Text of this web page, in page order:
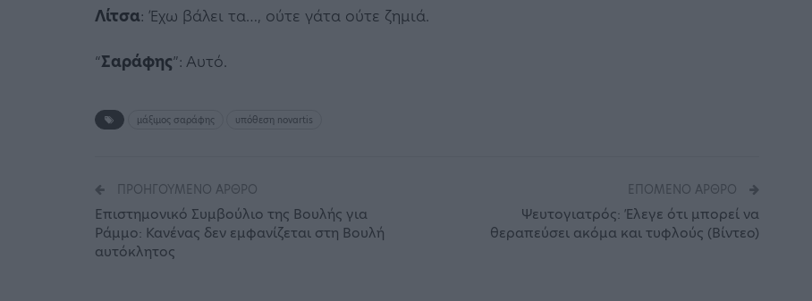
Λίτσα: Έχω βάλει τα…, ούτε γάτα ούτε ζημιά.
“Σαράφης”: Αυτό.
μάξιμος σαράφης υπόθεση novartis
ΠΡΟΗΓΟΎΜΕΝΟ ΆΡΘΡΟ
Επιστημονικό Συμβούλιο της Βουλής για
Ράμμο: Κανένας δεν εμφανίζεται στη Βουλή
αυτόκλητος
ΕΠΌΜΕΝΟ ΆΡΘΡΟ
Ψευτογιατρός: Έλεγε ότι μπορεί να
θεραπεύσει ακόμα και τυφλούς (Βίντεο)